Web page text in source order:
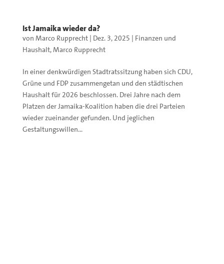
Ist Jamaika wieder da?
von Marco Rupprecht| Dez. 3, 2025 | Finanzen und
Haushalt,Marco Rupprecht
In einer denkwürdigen Stadtratssitzung haben sich CDU,
Grüne und FDP zusammengetan und den städtischen
Haushalt für 2026 beschlossen. Drei Jahre nach dem
Platzen der Jamaika-Koalition haben die drei Parteien
wieder zueinander gefunden. Und jeglichen
Gestaltungswillen...